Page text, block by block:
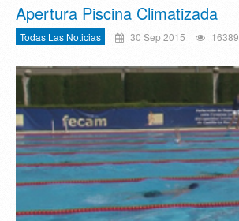
Apertura Piscina Climatizada
Todas Las Noticias 30 Sep 2015 16389